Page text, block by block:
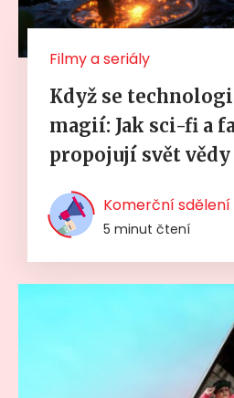
Filmy a seriály
Když se
magií: Jak sci-fi a
propojují svět vědy
Komerční sdělení
5 minut čtení